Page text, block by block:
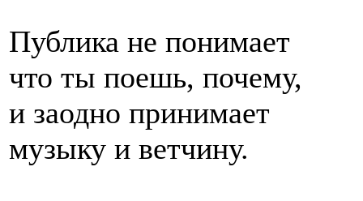
Публика не понимает
что ты поешь, почему,
и заодно принимает
музыку и ветчину.